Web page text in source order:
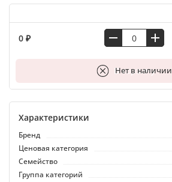
0 ₽
Нет в наличии
В корзину
Характеристики
Бренд
Ценовая категория
Семейство
Группа категорий